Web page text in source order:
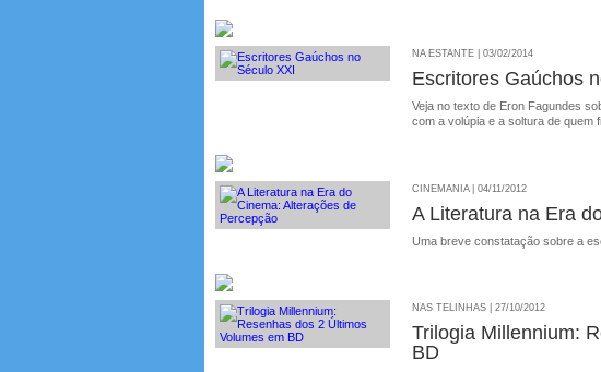
NA ESTANTE | 03/02/2014
Escritores Gaúchos
Veja no texto de Eron Fagundes
com a volúpia e a soltura de quem
CINEMANIA | 04/11/2012
A Literatura na Era
Uma breve constatação sobre a
NAS TELINHAS | 27/10/2012
Trilogia Millennium:
BD